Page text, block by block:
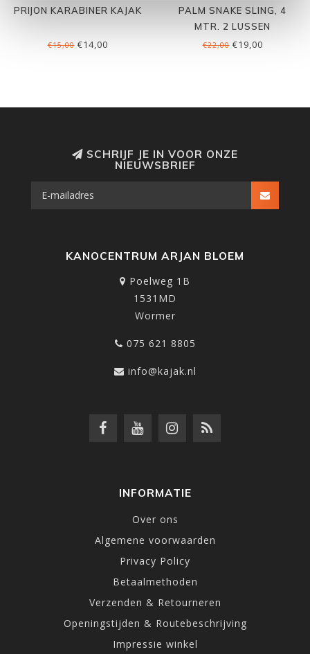
PRIJON KARABINER KAJAK
€15,00€14,00
PALM SNAKE SLING, 4
MTR. 2 LUSSEN
€22,00€19,00
SCHRIJF JE IN VOOR ONZE
NIEUWSBRIEF
KANOCENTRUM ARJAN BLOEM
Poelweg 1B
1531MD
Wormer
075 621 8805
info@kajak.nl
INFORMATIE
Over ons
Algemene voorwaarden
Privacy Policy
Betaalmethoden
Verzenden & Retourneren
Openingstijden & Routebeschrijving
Impressie winkel